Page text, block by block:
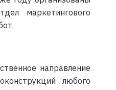
маркетингового
направление
любого